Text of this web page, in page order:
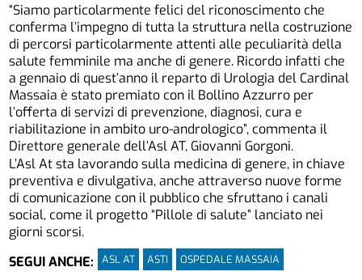
“Siamo particolarmente felici del riconoscimento che
conferma l’impegno di tutta la struttura nella costruzione
di percorsi particolarmente attenti alle peculiarità della
salute femminile ma anche di genere. Ricordo infatti che
a gennaio di quest’anno il reparto di Urologia del Cardinal
Massaia è stato premiato con il Bollino Azzurro per
l’offerta di servizi di prevenzione, diagnosi, cura e
riabilitazione in ambito uro-andrologico”, commenta il
Direttore generale dell’Asl AT, Giovanni Gorgoni.
L’Asl At sta lavorando sulla medicina di genere, in chiave
preventiva e divulgativa, anche attraverso nuove forme
di comunicazione con il pubblico che sfruttano i canali
social, come il progetto “Pillole di salute” lanciato nei
giorni scorsi.
SEGUI ANCHE:
ASL AT ASTI OSPEDALE MASSAIA